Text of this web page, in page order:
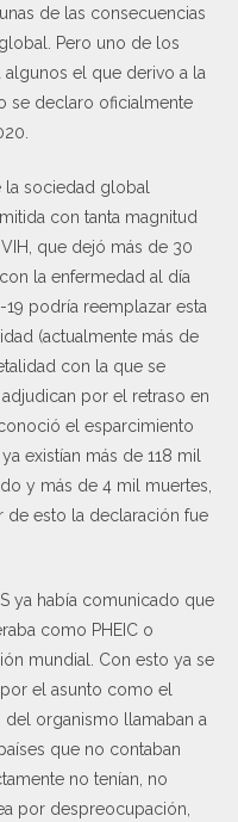
de las consecuencias
Pero uno de los
algunos el que derivo a la
se declaro oficialmente
la sociedad global
con tanta magnitud
que dejó más de 30
la enfermedad al día
podría reemplazar esta
(actualmente más de
con la que se
por el retraso en
el esparcimiento
existían más de 118 mil
y más de 4 mil muertes,
de esto la declaración fue
ya había comunicado que
como PHEIC o
mundial. Con esto ya se
el asunto como el
organismo llamaban a
que no contaban
no tenían, no
por despreocupación,